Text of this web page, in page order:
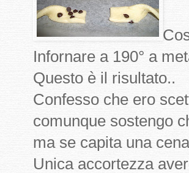
Infornare a 190° a
Questo è il risultato..
Confesso che ero
comunque sostengo
ma se capita una
Unica accortezza